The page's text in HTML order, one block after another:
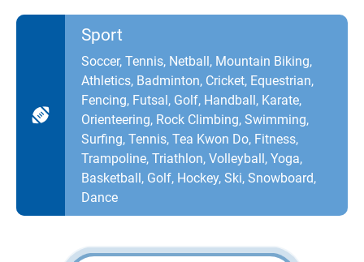
Sport
Soccer, Tennis, Netball, Mountain Biking,
Athletics, Badminton, Cricket, Equestrian,
Fencing, Futsal, Golf, Handball, Karate,
Orienteering, Rock Climbing, Swimming,
Surfing, Tennis, Tea Kwon Do, Fitness,
Trampoline, Triathlon, Volleyball, Yoga,
Basketball, Golf, Hockey, Ski, Snowboard,
Dance